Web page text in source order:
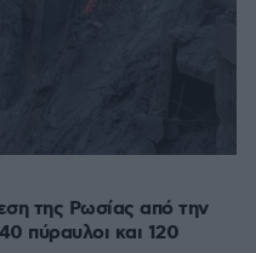
της Ρωσίας από την
πύραυλοι και 120